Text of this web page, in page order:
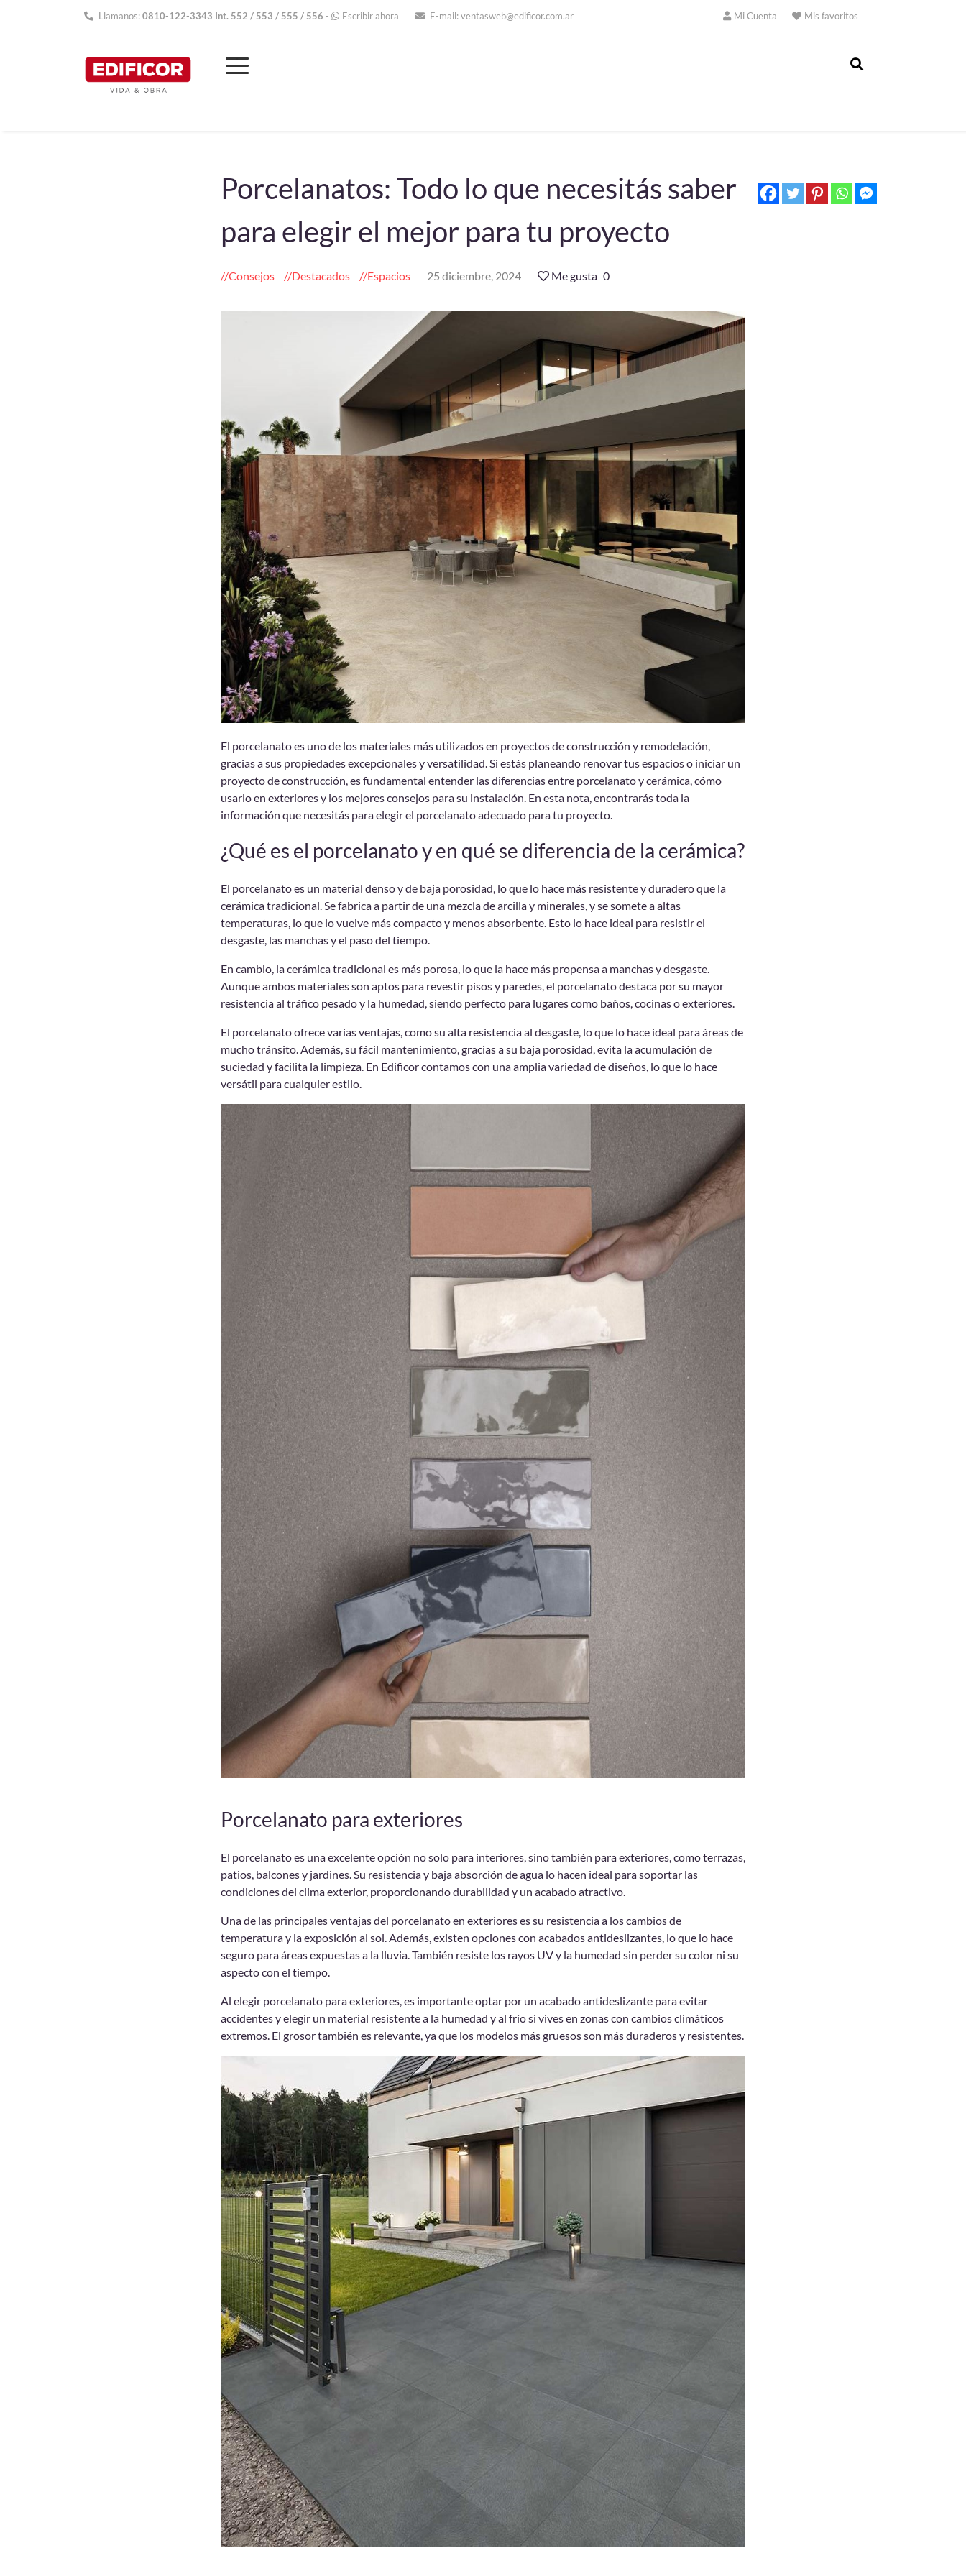
Llamanos:0810-122-3343 Int. 552 / 553 / 555 / 556 - Escribir ahora E-mail:ventasweb@edificor.com.ar Mi Cuenta Mis favoritos
Porcelanatos: Todo lo que necesitás saber
para elegir el mejor para tu proyecto
Consejos Destacados Espacios 25 diciembre, 2024 Me gusta 0
El porcelanato es uno de los materiales más utilizados en proyectos de construcción y remodelación,
gracias a sus propiedades excepcionales y versatilidad. Si estás planeando renovar tus espacios o iniciar un
proyecto de construcción, es fundamental entender las diferencias entre porcelanato y cerámica, cómo
usarlo en exteriores y los mejores consejos para su instalación. En esta nota, encontrarás toda la
información que necesitás para elegir el porcelanato adecuado para tu proyecto.
¿Qué es el porcelanatoy en qué se diferencia de la cerámica?
El porcelanato es un material denso y de baja porosidad, lo que lo hace más resistente y duradero que la
cerámica tradicional. Se fabrica a partir de una mezcla de arcilla y minerales, y se somete a altas
temperaturas, lo que lo vuelve más compacto y menos absorbente. Esto lo hace ideal para resistir el
desgaste, las manchas y el paso del tiempo.
En cambio, la cerámica tradicional es más porosa, lo que la hace más propensa a manchas y desgaste.
Aunque ambos materiales son aptos para revestir pisos y paredes, el porcelanato destaca por su mayor
resistencia al tráfico pesado y la humedad, siendo perfecto para lugares como baños, cocinas o exteriores.
El porcelanato ofrece varias ventajas, como su alta resistencia al desgaste, lo que lo hace ideal para áreas de
mucho tránsito. Además, su fácil mantenimiento, gracias a su baja porosidad, evita la acumulación de
suciedad y facilita la limpieza. En Edificor contamos con una amplia variedad de diseños, lo que lo hace
versátil para cualquier estilo.
Porcelanato para exteriores
El porcelanato es una excelente opción no solo para interiores, sino también para exteriores, como terrazas,
patios, balcones y jardines. Su resistencia y baja absorción de agua lo hacen ideal para soportar las
condiciones del clima exterior, proporcionando durabilidad y un acabado atractivo.
Una de las principales ventajas del porcelanato en exteriores es su resistencia a los cambios de
temperatura y la exposición al sol. Además, existen opciones con acabados antideslizantes, lo que lo hace
seguro para áreas expuestas a la lluvia. También resiste los rayos UV y la humedad sin perder su color ni su
aspecto con el tiempo.
Al elegir porcelanato para exteriores, es importante optar por un acabado antideslizante para evitar
accidentes y elegir un material resistente a la humedad y al frío si vives en zonas con cambios climáticos
extremos. El grosor también es relevante, ya que los modelos más gruesos son más duraderos y resistentes.